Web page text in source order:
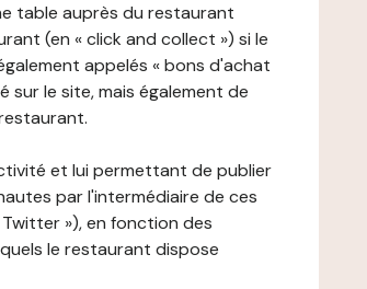
table auprès du restaurant
(en « click and collect ») si le
appelés « bons d'achat
sur le site, mais également de
et lui permettant de publier
par l'intermédiaire de ces
»), en fonction des
le restaurant dispose